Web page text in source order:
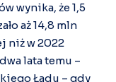
wynika, że 1,5
aż 14,8 mln
niż w 2022
lata temu –
Ładu – gdy